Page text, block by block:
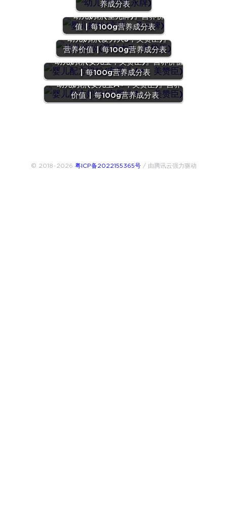
养成分表
『幼儿奶粉(圣元牌)』营养价
值 | 每100g营养成分表
『幼儿奶粉(爱力大3，美赞臣)』
营养价值 | 每100g营养成分表
『幼儿奶粉(安儿宝，美赞臣)』营养价值
| 每100g营养成分表
『幼儿奶粉(安儿宝A+，美赞臣)』营养
价值 | 每100g营养成分表
© 2018~2026 粤ICP备2022155365号/ 由腾讯云强力驱动